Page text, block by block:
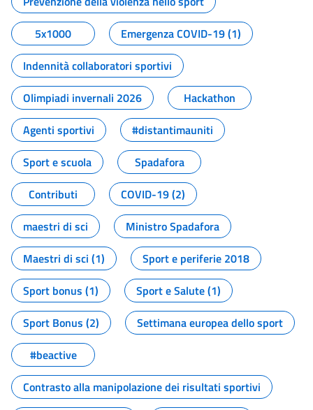
5x1000
Emergenza COVID-19 (1)
Indennità collaboratori sportivi
Olimpiadi invernali 2026
Hackathon
Agenti sportivi
#distantimauniti
Sport e scuola
Spadafora
Contributi
COVID-19 (2)
maestri di sci
Ministro Spadafora
Maestri di sci (1)
Sport e periferie 2018
Sport bonus (1)
Sport e Salute (1)
Sport Bonus (2)
Settimana europea dello sport
#beactive
Contrasto alla manipolazione dei risultati sportivi